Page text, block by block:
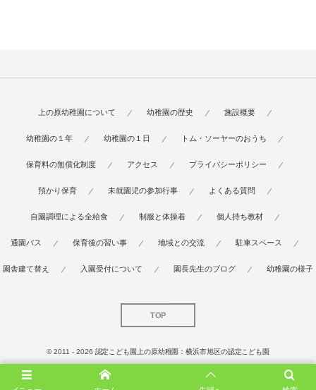
上の原幼稚園について 幼稚園の歴史 施設概要
幼稚園の１年 幼稚園の１日 トム・ソーヤーのおうち
保育料の無償化制度 アクセス プライバシーポリシー
預かり保育 未就園児の参加行事 よくある質問
自園調理による全給食 制服と体操着 個人持ち教材
通園バス 保育後の習い事 地域との交流 駐車スペース
園舎建て替え 入園受付について 園長先生のブログ 幼稚園の様子
TOP
© 2011 - 2026 認定こども園上の原幼稚園：横浜市旭区の認定こども園